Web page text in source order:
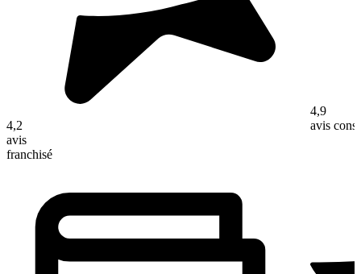
4,2
avis
franchisé
4,9
avis